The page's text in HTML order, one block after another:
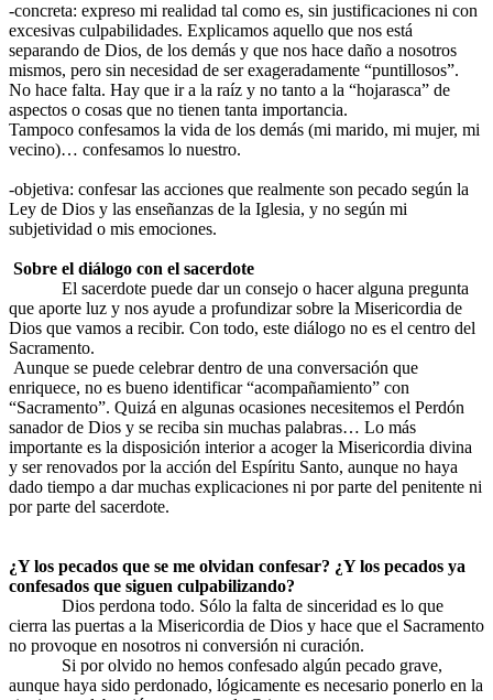
-concreta: expreso mi realidad tal como es, sin justificaciones ni con
excesivas culpabilidades. Explicamos aquello que nos está
separando de Dios, de los demás y que nos hace daño a nosotros
mismos, pero sin necesidad de ser exageradamente “puntillosos”.
No hace falta. Hay que ir a la raíz y no tanto a la “hojarasca” de
aspectos o cosas que no tienen tanta importancia.
Tampoco confesamos la vida de los demás (mi marido, mi mujer, mi
vecino)… confesamos lo nuestro.
-objetiva: confesar las acciones que realmente son pecado según la
Ley de Dios y las enseñanzas de la Iglesia, y no según mi
subjetividad o mis emociones.
Sobre el diálogo con el sacerdote
El sacerdote puede dar un consejo o hacer alguna pregunta
que aporte luz y nos ayude a profundizar sobre la Misericordia de
Dios que vamos a recibir. Con todo, este diálogo no es el centro del
Sacramento.
Aunque se puede celebrar dentro de una conversación que
enriquece, no es bueno identificar “acompañamiento” con
“Sacramento”. Quizá en algunas ocasiones necesitemos el Perdón
sanador de Dios y se reciba sin muchas palabras… Lo más
importante es la disposición interior a acoger la Misericordia divina
y ser renovados por la acción del Espíritu Santo, aunque no haya
dado tiempo a dar muchas explicaciones ni por parte del penitente ni
por parte del sacerdote.
¿Y los pecados que se me olvidan confesar? ¿Y los pecados ya
confesados que siguen culpabilizando?
Dios perdona todo. Sólo la falta de sinceridad es lo que
cierra las puertas a la Misericordia de Dios y hace que el Sacramento
no provoque en nosotros ni conversión ni curación.
Si por olvido no hemos confesado algún pecado grave,
aunque haya sido perdonado, lógicamente es necesario ponerlo en la